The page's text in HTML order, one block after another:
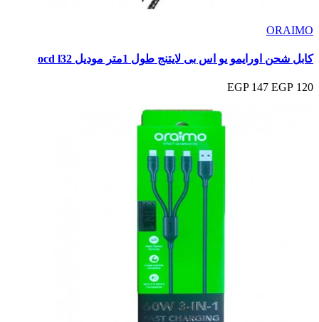
ORAIMO
كابل شحن اورايمو يو اس بى لايتنج طول 1متر موديل ocd l32
120 EGP
147 EGP